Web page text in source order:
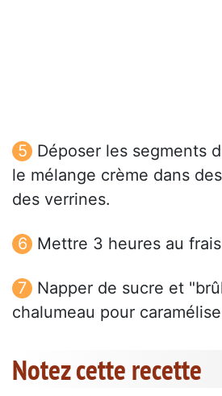
Déposer les segments
le mélange crème dans
des verrines.
Mettre 3 heures au
Napper de sucre et
chalumeau pour
Notez cette recette